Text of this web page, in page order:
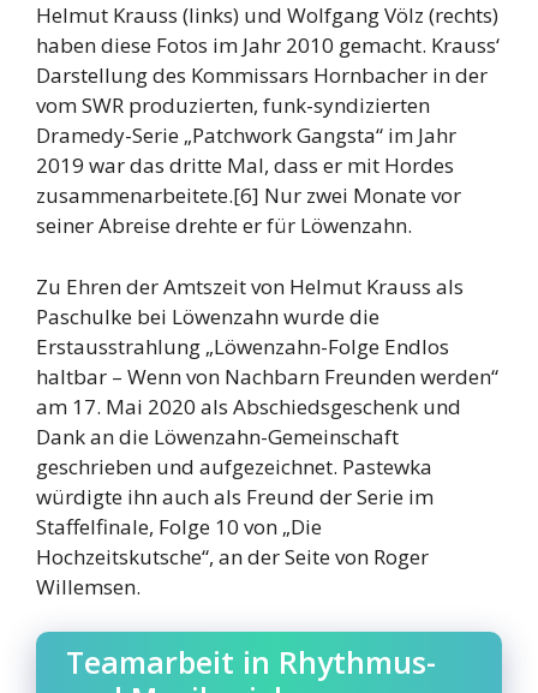
Helmut Krauss (links) und Wolfgang Völz (rechts)
haben diese Fotos im Jahr 2010 gemacht. Krauss‘
Darstellung des Kommissars Hornbacher in der
vom SWR produzierten, funk-syndizierten
Dramedy-Serie „Patchwork Gangsta“ im Jahr
2019 war das dritte Mal, dass er mit Hordes
zusammenarbeitete.[6] Nur zwei Monate vor
seiner Abreise drehte er für Löwenzahn.
Zu Ehren der Amtszeit von Helmut Krauss als
Paschulke bei Löwenzahn wurde die
Erstausstrahlung „Löwenzahn-Folge Endlos
haltbar – Wenn von Nachbarn Freunden werden“
am 17. Mai 2020 als Abschiedsgeschenk und
Dank an die Löwenzahn-Gemeinschaft
geschrieben und aufgezeichnet. Pastewka
würdigte ihn auch als Freund der Serie im
Staffelfinale, Folge 10 von „Die
Hochzeitskutsche“, an der Seite von Roger
Willemsen.
Teamarbeit in Rhythmus-